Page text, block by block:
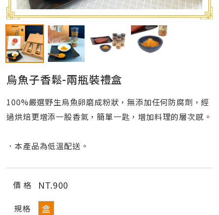
烏魚子香鬆-兩瓶裝禮盒
100%嚴選野生烏魚卵磨成粉狀，無添加任何防腐劑，經
過烘焙更增添一股香氣，簡單一匙，增加料理的層次感。
．本產品為低溫配送。
價 格 NT.900
規格 盒